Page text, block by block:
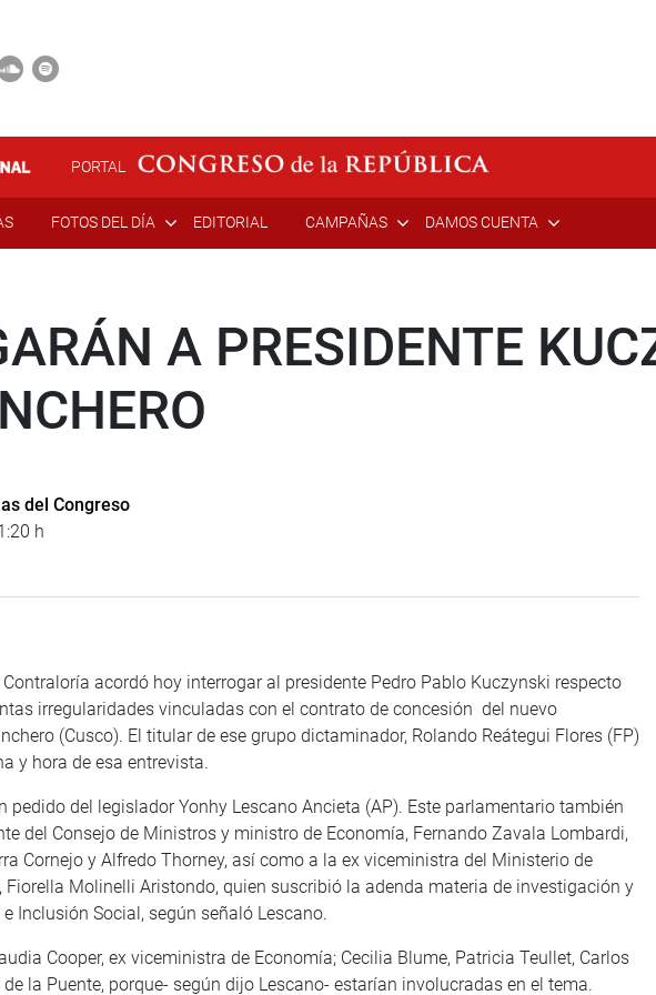
PORTAL
FOTOS DEL DÍA EDITORIAL CAMPAÑAS DAMOS CUENTA
A PRESIDENTE
del Congreso
h
acordó hoy interrogar al presidente Pedro Pablo Kuczynski respecto
irregularidades vinculadas con el contrato de concesión del nuevo
(Cusco). El titular de ese grupo dictaminador, Rolando Reátegui Flores (FP)
y hora de esa entrevista.
pedido del legislador Yonhy Lescano Ancieta (AP). Este parlamentario también
del Consejo de Ministros y ministro de Economía, Fernando Zavala Lombardi,
Cornejo y Alfredo Thorney, así como a la ex viceministra del Ministerio de
Fiorella Molinelli Aristondo, quien suscribió la adenda materia de investigación y
Inclusión Social, según señaló Lescano.
Cooper, ex viceministra de Economía; Cecilia Blume, Patricia Teullet, Carlos
la Puente, porque- según dijo Lescano- estarían involucradas en el tema.